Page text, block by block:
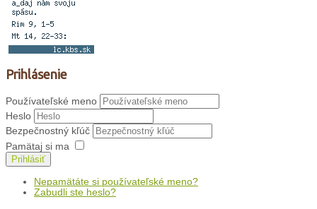
Prihlásenie
Používateľské meno
Heslo
Bezpečnostný kľúč
Pamätaj si ma
Prihlásiť
Nepamätáte si používateľské meno?
Zabudli ste heslo?